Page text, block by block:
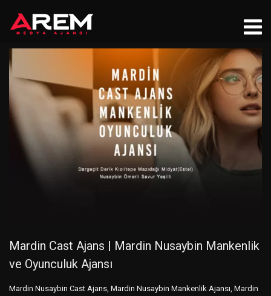
Mardin Cast Ajans | Mardin Nusaybin Mankenlik
ve Oyunculuk Ajansı
Mardin Nusaybin Cast Ajans, Mardin Nusaybin Mankenlik Ajansı, Mardin